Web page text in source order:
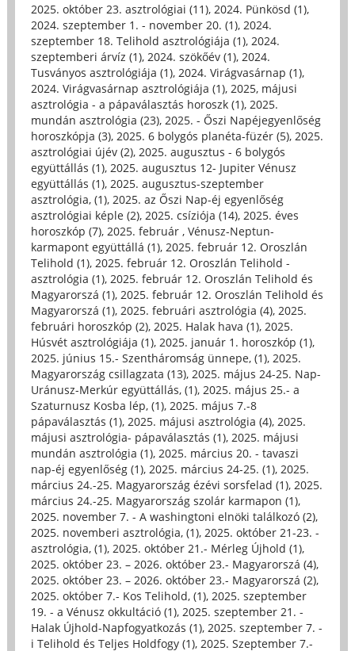
2025. október 23. asztrológiai (11), 2024. Pünkösd (1),
2024. szeptember 1. - november 20. (1), 2024.
szeptember 18. Telihold asztrológiája (1), 2024.
szeptemberi árvíz (1), 2024. szökőév (1), 2024.
Tusványos asztrológiája (1), 2024. Virágvasárnap (1),
2024. Virágvasárnap asztrológiája (1), 2025, májusi
asztrológia - a pápaválasztás horoszk (1), 2025.
mundán asztrológia (23), 2025. - Őszi Napéjegyenlőség
horoszkópja (3), 2025. 6 bolygós planéta-füzér (5), 2025.
asztrológiai újév (2), 2025. augusztus - 6 bolygós
együttállás (1), 2025. augusztus 12- Jupiter Vénusz
együttállás (1), 2025. augusztus-szeptember
asztrológia, (1), 2025. az Őszi Nap-éj egyenlőség
asztrológiai képle (2), 2025. csíziója (14), 2025. éves
horoszkóp (7), 2025. február , Vénusz-Neptun-
karmapont együttállá (1), 2025. február 12. Oroszlán
Telihold (1), 2025. február 12. Oroszlán Telihold -
asztrológia (1), 2025. február 12. Oroszlán Telihold és
Magyarorszá (1), 2025. február 12. Oroszlán Telihold és
Magyarorszá (1), 2025. februári asztrológia (4), 2025.
februári horoszkóp (2), 2025. Halak hava (1), 2025.
Húsvét asztrológiája (1), 2025. január 1. horoszkóp (1),
2025. június 15.- Szentháromság ünnepe, (1), 2025.
Magyarország csillagzata (13), 2025. május 24-25. Nap-
Uránusz-Merkúr együttállás, (1), 2025. május 25.- a
Szaturnusz Kosba lép, (1), 2025. május 7.-8
pápaválasztás (1), 2025. májusi asztrológia (4), 2025.
májusi asztrológia- pápaválasztás (1), 2025. májusi
mundán asztrológia (1), 2025. március 20. - tavaszi
nap-éj egyenlőség (1), 2025. március 24-25. (1), 2025.
március 24.-25. Magyarország ézévi sorsfelad (1), 2025.
március 24.-25. Magyarország szolár karmapon (1),
2025. november 7. - A washingtoni elnöki találkozó (2),
2025. novemberi asztrológia, (1), 2025. október 21-23. -
asztrológia, (1), 2025. október 21.- Mérleg Újhold (1),
2025. október 23. – 2026. október 23.- Magyarorszá (4),
2025. október 23. – 2026. október 23.- Magyarorszá (2),
2025. október 7.- Kos Telihold, (1), 2025. szeptember
19. - a Vénusz okkultáció (1), 2025. szeptember 21. -
Halak Újhold-Napfogyatkozás (1), 2025. szeptember 7. -
i Telihold és Teljes Holdfogy (1), 2025. Szeptember 7.-